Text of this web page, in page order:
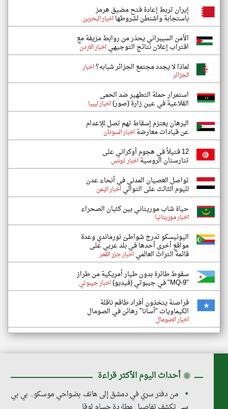
إيران تربط إعادة فتح مضيق هرمز
باستجابة واشنطن لشروطهااخبار البحرين
الأمن السيبراني يحذر من روابط مزيفة مع
اقتراب إعلان نتائج التوجيهياخبار الاردن
لماذا لا يجدد مجتمع الجزائر شبابه؟اخبار
الجزائر
استمرار حملة التطهير ضد الحمى
القلاعية في عين زارة (صور)اخبار ليبيا
البرهان يعتزم إسقاط تهم تصل للإعدام
عن قيادات معارضةاخبار السودان
12 قتيلاً في هجوم أوكراني على
تتارستان الروسيةاخبار تونس
تواصل العصيان المدني في أنحاء عدن
لليوم الثالث على التوالياخبار اليمن
حياة شاب موريتاني بين كثبان الصحراء
اخبار موريتانيا
اليونيسكو تدرج شواطئ نورماندي وعدة
مواقع أخرى أحدها في بلد عربي على
قائمة التراث العالمياخبار جزر القمر
سقوط طائرة بدون طيار أمريكية من طراز
"MQ-9" في جيبوتي (فيديو) اخبار جيبوتي
قراصنة يتخذون أفراد طاقم ناقلة
الكيماويات "أسانا" رهائن في الصومال
اخبار الصومال
◉ أحداث اليوم الأكثر قراءة
من دفتر سري في دمشق إلى هاتف بضواحي موسكو.. بي بي